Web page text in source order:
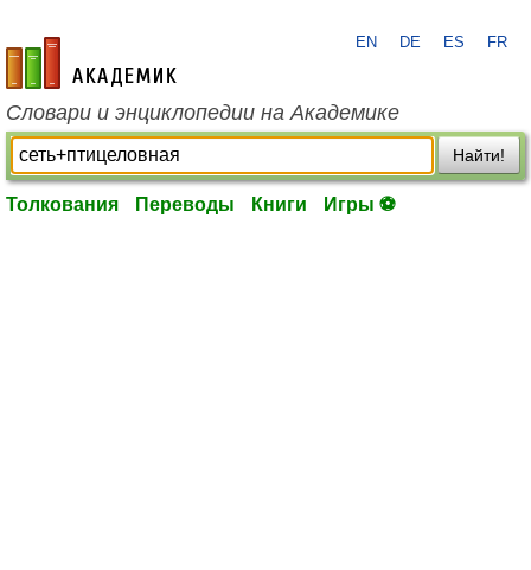
academic.ru
EN DE ES FR
Словари и энциклопедии на Академике
Найти!
Толкования Переводы Книги Игры ⚽